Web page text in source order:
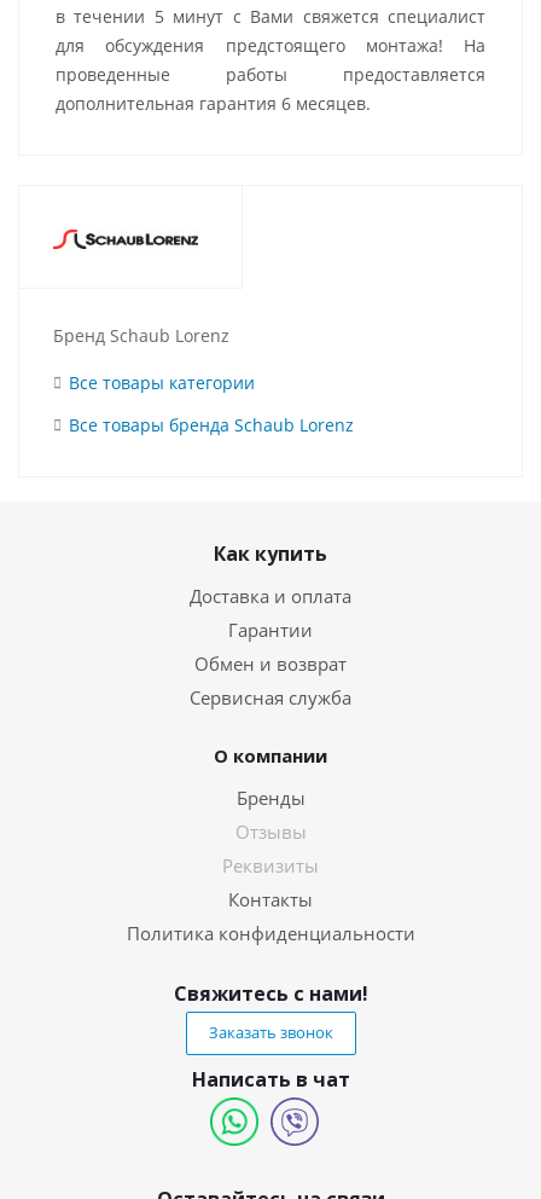
в течении 5 минут с Вами свяжется специалист
для обсуждения предстоящего монтажа! На
проведенные работы предоставляется
дополнительная гарантия 6 месяцев.
Бренд Schaub Lorenz
Все товары категории
Все товары бренда Schaub Lorenz
Как купить
Доставка и оплата
Гарантии
Обмен и возврат
Сервисная служба
О компании
Бренды
Отзывы
Реквизиты
Контакты
Политика конфиденциальности
Свяжитесь с нами!
Заказать звонок
Написать в чат